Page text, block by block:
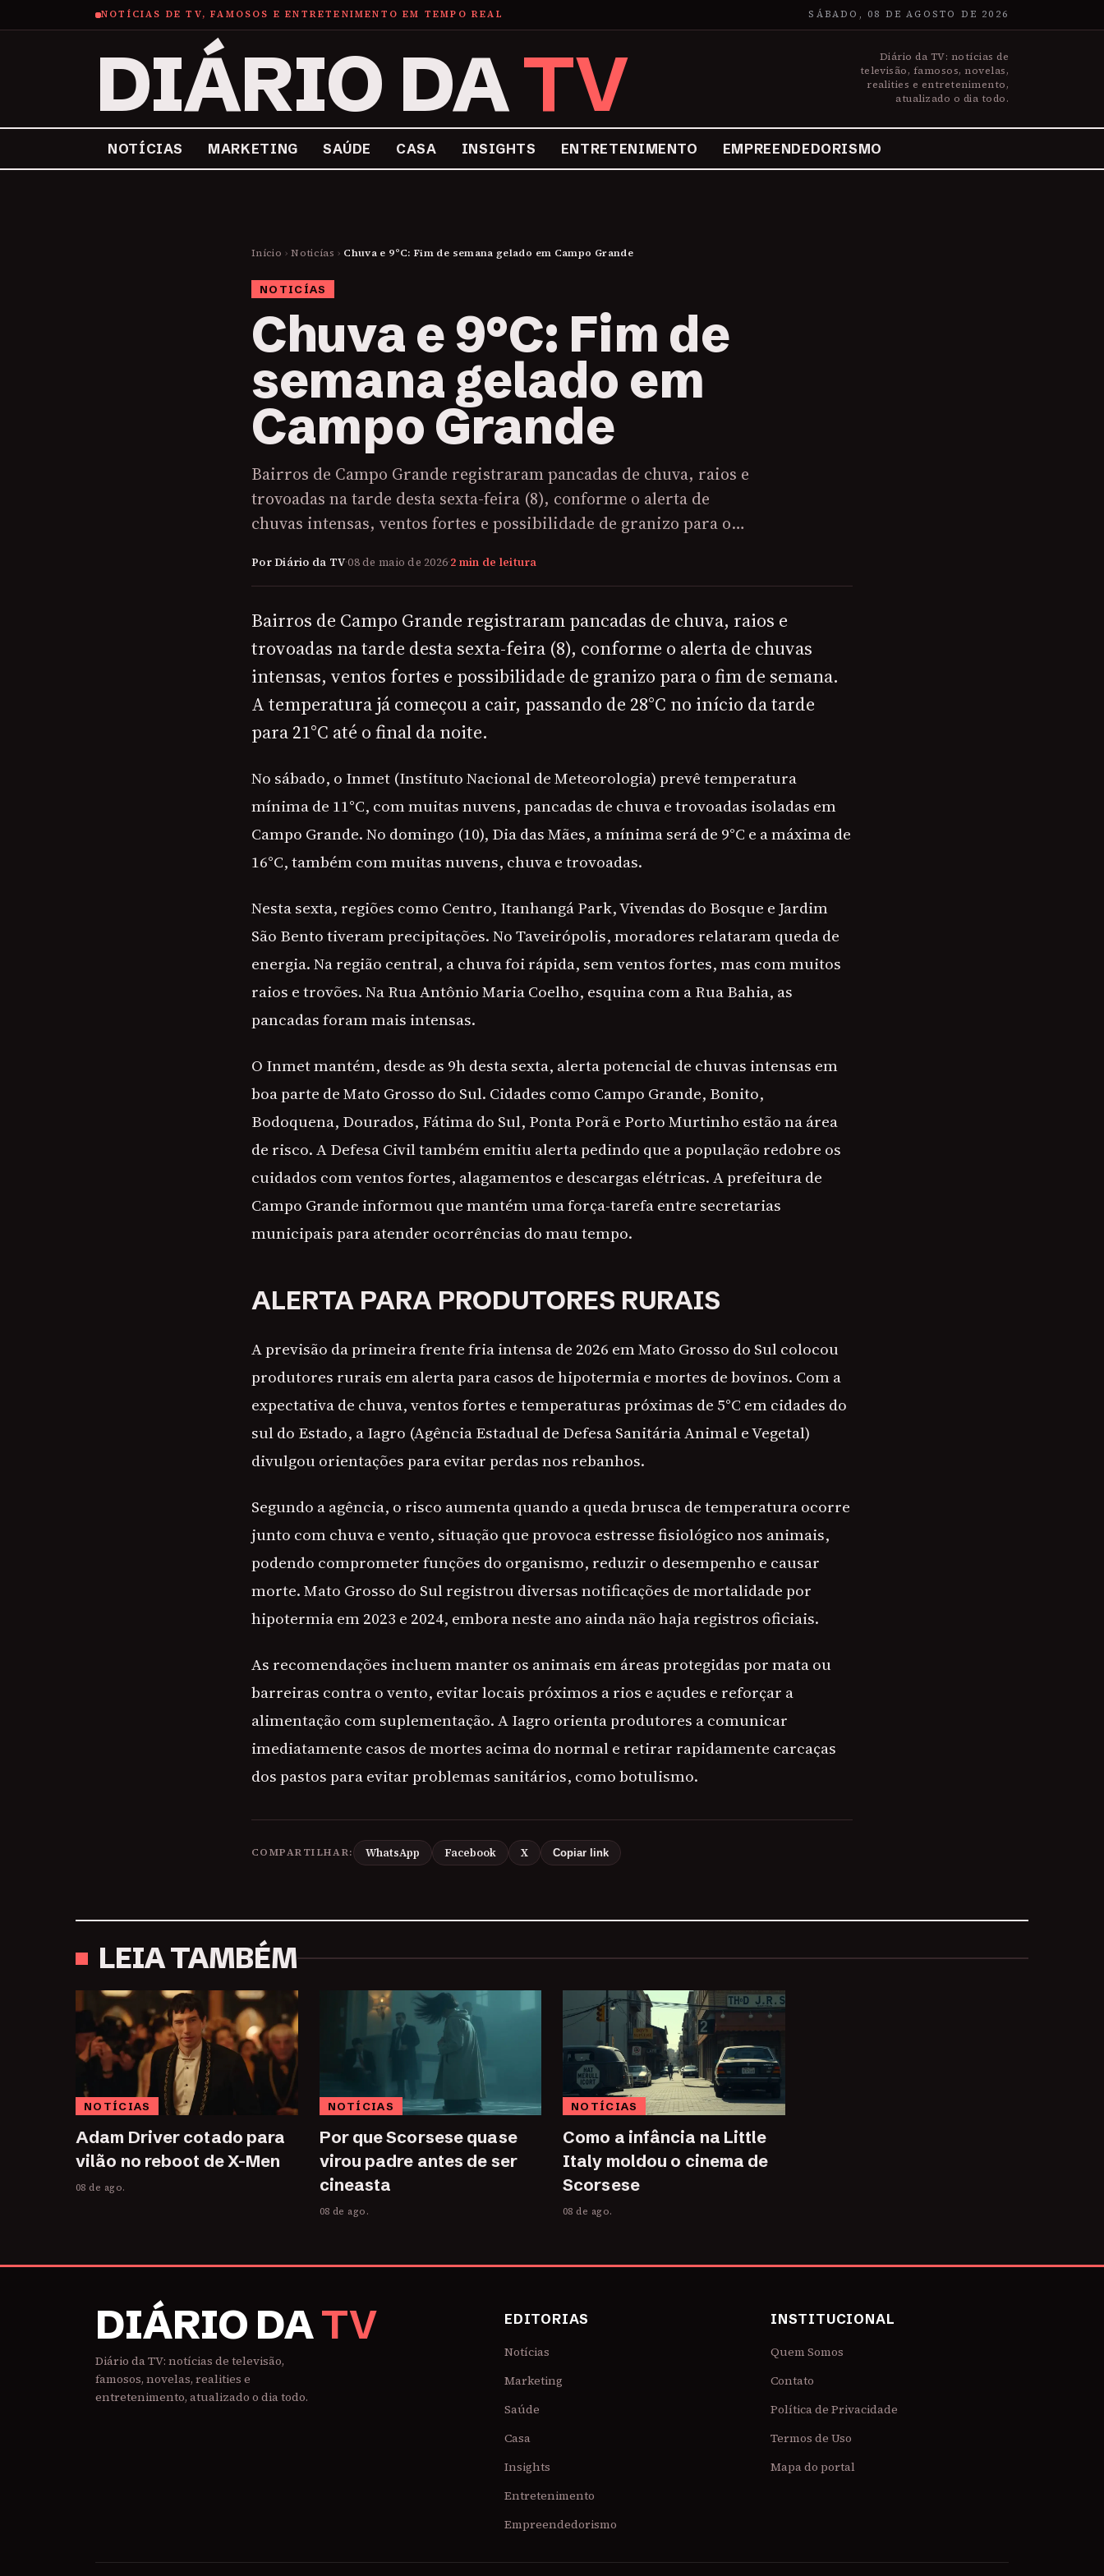
NOTÍCIAS DE TV, FAMOSOS E ENTRETENIMENTO EM TEMPO REAL SÁBADO, 08 DE AGOSTO DE 2026
DIÁRIO DATV
Diário da TV: notícias de
televisão, famosos, novelas,
realities e entretenimento,
atualizado o dia todo.
NOTÍCIAS MARKETING SAÚDE CASA INSIGHTS ENTRETENIMENTO EMPREENDEDORISMO
Início › Noticías › Chuva e 9°C: Fim de semana gelado em Campo Grande
NOTICÍAS
Chuva e 9°C: Fim de
semana gelado em
Campo Grande
Bairros de Campo Grande registraram pancadas de chuva, raios e
trovoadas na tarde desta sexta-feira (8), conforme o alerta de
chuvas intensas, ventos fortes e possibilidade de granizo para o…
Por Diário da TV·08 de maio de 2026·2 min de leitura
Bairros de Campo Grande registraram pancadas de chuva, raios e
trovoadas na tarde desta sexta-feira (8), conforme o alerta de chuvas
intensas, ventos fortes e possibilidade de granizo para o fim de semana.
A temperatura já começou a cair, passando de 28°C no início da tarde
para 21°C até o final da noite.
No sábado, o Inmet (Instituto Nacional de Meteorologia) prevê temperatura
mínima de 11°C, com muitas nuvens, pancadas de chuva e trovoadas isoladas em
Campo Grande. No domingo (10), Dia das Mães, a mínima será de 9°C e a máxima de
16°C, também com muitas nuvens, chuva e trovoadas.
Nesta sexta, regiões como Centro, Itanhangá Park, Vivendas do Bosque e Jardim
São Bento tiveram precipitações. No Taveirópolis, moradores relataram queda de
energia. Na região central, a chuva foi rápida, sem ventos fortes, mas com muitos
raios e trovões. Na Rua Antônio Maria Coelho, esquina com a Rua Bahia, as
pancadas foram mais intensas.
O Inmet mantém, desde as 9h desta sexta, alerta potencial de chuvas intensas em
boa parte de Mato Grosso do Sul. Cidades como Campo Grande, Bonito,
Bodoquena, Dourados, Fátima do Sul, Ponta Porã e Porto Murtinho estão na área
de risco. A Defesa Civil também emitiu alerta pedindo que a população redobre os
cuidados com ventos fortes, alagamentos e descargas elétricas. A prefeitura de
Campo Grande informou que mantém uma força-tarefa entre secretarias
municipais para atender ocorrências do mau tempo.
ALERTA PARA PRODUTORES RURAIS
A previsão da primeira frente fria intensa de 2026 em Mato Grosso do Sul colocou
produtores rurais em alerta para casos de hipotermia e mortes de bovinos. Com a
expectativa de chuva, ventos fortes e temperaturas próximas de 5°C em cidades do
sul do Estado, a Iagro (Agência Estadual de Defesa Sanitária Animal e Vegetal)
divulgou orientações para evitar perdas nos rebanhos.
Segundo a agência, o risco aumenta quando a queda brusca de temperatura ocorre
junto com chuva e vento, situação que provoca estresse fisiológico nos animais,
podendo comprometer funções do organismo, reduzir o desempenho e causar
morte. Mato Grosso do Sul registrou diversas notificações de mortalidade por
hipotermia em 2023 e 2024, embora neste ano ainda não haja registros oficiais.
As recomendações incluem manter os animais em áreas protegidas por mata ou
barreiras contra o vento, evitar locais próximos a rios e açudes e reforçar a
alimentação com suplementação. A Iagro orienta produtores a comunicar
imediatamente casos de mortes acima do normal e retirar rapidamente carcaças
dos pastos para evitar problemas sanitários, como botulismo.
COMPARTILHAR: WhatsApp Facebook X Copiar link
LEIA TAMBÉM
NOTÍCIAS
Adam Driver cotado para
vilão no reboot de X-Men
08 de ago.
NOTÍCIAS
Por que Scorsese quase
virou padre antes de ser
cineasta
08 de ago.
NOTÍCIAS
Como a infância na Little
Italy moldou o cinema de
Scorsese
08 de ago.
DIÁRIO DATV
Diário da TV: notícias de televisão,
famosos, novelas, realities e
entretenimento, atualizado o dia todo.
EDITORIAS
Notícias
Marketing
Saúde
Casa
Insights
Entretenimento
Empreendedorismo
INSTITUCIONAL
Quem Somos
Contato
Política de Privacidade
Termos de Uso
Mapa do portal